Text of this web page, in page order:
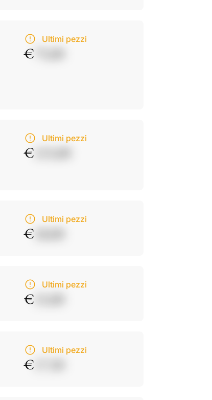
Ultimi pezzi
€
Ultimi pezzi
€
Ultimi pezzi
€
Ultimi pezzi
€
Ultimi pezzi
€